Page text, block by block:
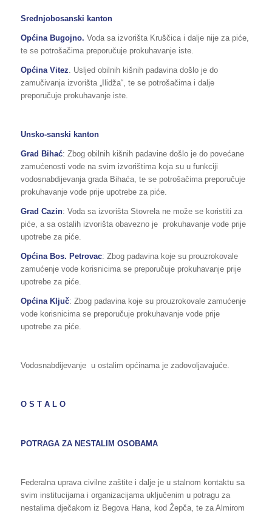
Srednjobosanski kanton
Općina Bugojno. Voda sa izvorišta Kruščica i dalje nije za piće,
te se potrošačima preporučuje prokuhavanje iste.
Općina Vitez . Usljed obilnih kišnih padavina došlo je do
zamučivanja izvorišta „Ilidža“, te se potrošačima i dalje
preporučuje prokuhavanje iste.
Unsko-sanski kanton
Grad Bihać: Zbog obilnih kišnih padavine došlo je do povećane
zamućenosti vode na svim izvorištima koja su u funkciji
vodosnabdijevanja grada Bihaća, te se potrošačima preporučuje
prokuhavanje vode prije upotrebe za piće.
Grad Cazin: Voda sa izvorišta Stovrela ne može se koristiti za
piće, a sa ostalih izvorišta obavezno je prokuhavanje vode prije
upotrebe za piće.
Općina Bos. Petrovac: Zbog padavina koje su prouzrokovale
zamućenje vode korisnicima se preporučuje prokuhavanje prije
upotrebe za piće.
Općina Ključ: Zbog padavina koje su prouzrokovale zamućenje
vode korisnicima se preporučuje prokuhavanje vode prije
upotrebe za piće.
Vodosnabdijevanje u ostalim općinama je zadovoljavajuće.
O S T A L O
POTRAGA ZA NESTALIM OSOBAMA
Federalna uprava civilne zaštite i dalje je u stalnom kontaktu sa
svim institucijama i organizacijama uključenim u potragu za
nestalima dječakom iz Begova Hana, kod Žepča, te za Almirom